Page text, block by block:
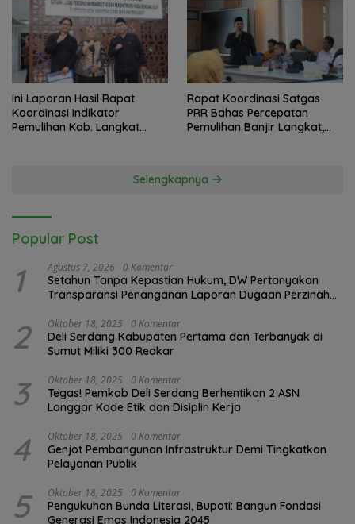
Ini Laporan Hasil Rapat
Koordinasi Indikator
Pemulihan Kab. Langkat
Rapat Koordinasi Satgas
PRR Bahas Percepatan
Pemulihan Banjir Langkat,
Selengkapnya
Popular Post
1 Agustus 7, 2026 0 Komentar
Setahun Tanpa Kepastian Hukum, DW Pertanyakan
Transparansi Penanganan Laporan Dugaan Perzinahan
2 Oktober 18, 2025 0 Komentar
Deli Serdang Kabupaten Pertama dan Terbanyak di
Sumut Miliki 300 Redkar
3 Oktober 18, 2025 0 Komentar
Tegas! Pemkab Deli Serdang Berhentikan 2 ASN
Langgar Kode Etik dan Disiplin Kerja
4 Oktober 18, 2025 0 Komentar
Genjot Pembangunan Infrastruktur Demi Tingkatkan
Pelayanan Publik
5 Oktober 18, 2025 0 Komentar
Pengukuhan Bunda Literasi, Bupati: Bangun Fondasi
Generasi Emas Indonesia 2045